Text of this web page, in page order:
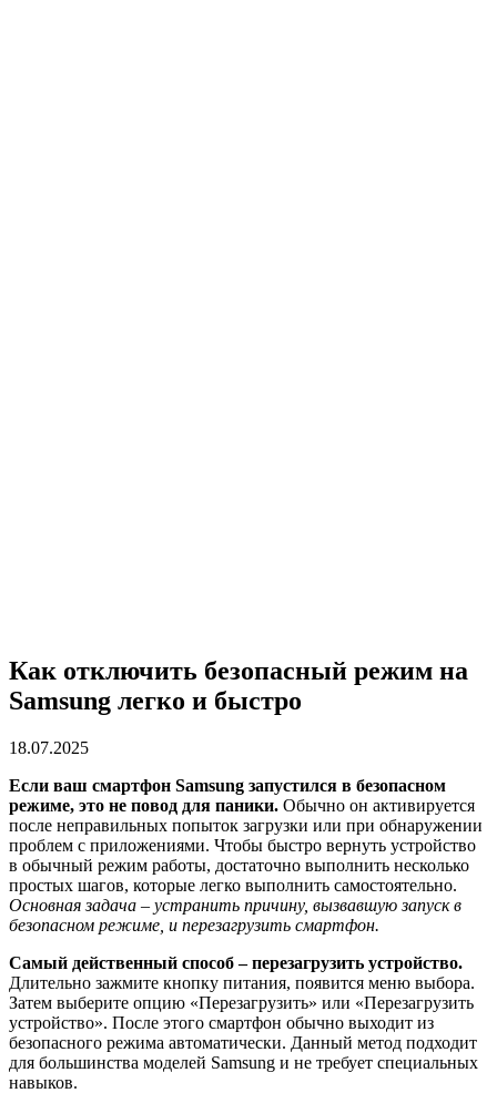
Как отключить безопасный режим на
Samsung легко и быстро
18.07.2025
Если ваш смартфон Samsung запустился в безопасном
режиме, это не повод для паники. Обычно он активируется
после неправильных попыток загрузки или при обнаружении
проблем с приложениями. Чтобы быстро вернуть устройство
в обычный режим работы, достаточно выполнить несколько
простых шагов, которые легко выполнить самостоятельно.
Основная задача – устранить причину, вызвавшую запуск в
безопасном режиме, и перезагрузить смартфон.
Самый действенный способ – перезагрузить устройство.
Длительно зажмите кнопку питания, появится меню выбора.
Затем выберите опцию «Перезагрузить» или «Перезагрузить
устройство». После этого смартфон обычно выходит из
безопасного режима автоматически. Данный метод подходит
для большинства моделей Samsung и не требует специальных
навыков.